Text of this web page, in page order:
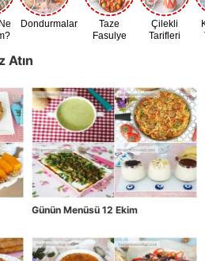
Dondurmalar
Taze
Fasulye
Çilekli
Tarifleri
Atın
Günün Menüsü 12 Ekim